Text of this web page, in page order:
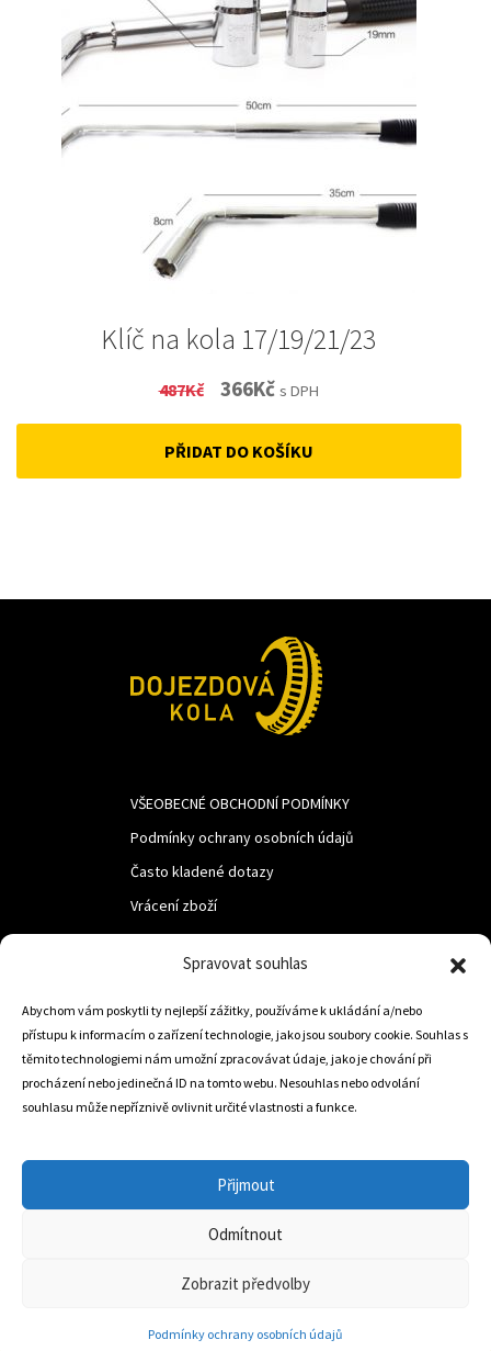
Spravovat souhlas
Abychom vám poskytli ty nejlepší zážitky, používáme k ukládání a/nebo
přístupu k informacím o zařízení technologie, jako jsou soubory cookie. Souhlas s
těmito technologiemi nám umožní zpracovávat údaje, jako je chování při
procházení nebo jedinečná ID na tomto webu. Nesouhlas nebo odvolání
souhlasu může nepříznivě ovlivnit určité vlastnosti a funkce.
Přijmout
Odmítnout
Zobrazit předvolby
Podmínky ochrany osobních údajů
Klíč na kola 17/19/21/23
487Kč
Original
price
was:
366KčCurrent
price
is:
s DPH
PŘIDAT DO KOŠÍKU
VŠEOBECNÉ OBCHODNÍ PODMÍNKY
Podmínky ochrany osobních údajů
Často kladené dotazy
Vrácení zboží
LUF s.r.o.
Nám. M.R.Štefanika 518,
Trstená 02801
info@dojezdovakola.com